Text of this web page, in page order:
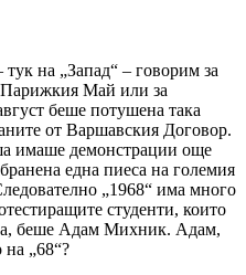
тук на „Запад“ – говорим за
Парижкия Май или за
беше потушена така
от Варшавския Договор.
имаше демонстрации още
една пиеса на големия
„1968“ има много
студенти, които
беше Адам Михник. Адам,
на „68“?